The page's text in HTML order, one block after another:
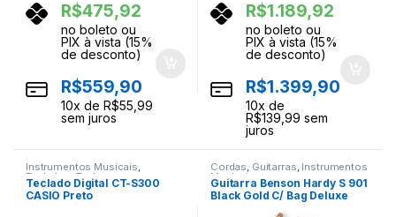
R$475,92
no boleto ou
PIX à vista (15%
de desconto)
R$559,90
10x de R$55,99
sem juros
R$1.189,92
no boleto ou
PIX à vista (15%
de desconto)
R$1.399,90
10x de
R$139,99 sem
juros
Instrumentos Musicais,
Teclados ,Teclas
Teclado Digital CT-S300
CASIO Preto
Cordas, Guitarras, Instrumentos
Musicais
Guitarra Benson Hardy S 901
Black Gold C/ Bag Deluxe